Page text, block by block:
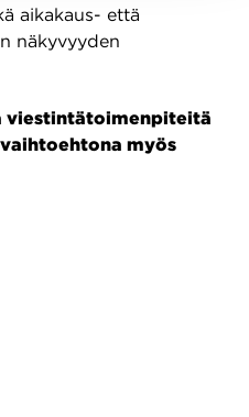
aikakaus- että
näkyvyyden
viestintätoimenpiteitä
myös